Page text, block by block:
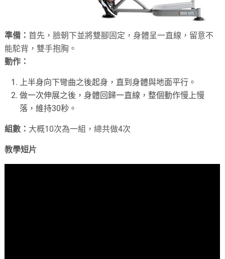
準備：首先，臉朝下並將雙腳固定，身體呈一直線，留意不
能駝背，雙手抱胸。
動作：
上半身向下彎曲之後起身，直到身體與地面平行。
做一次伸展之後，身體回歸一直線，整個動作慢上慢
落，維持30秒。
組數： 大概10次為一組，總共做4次
教學短片